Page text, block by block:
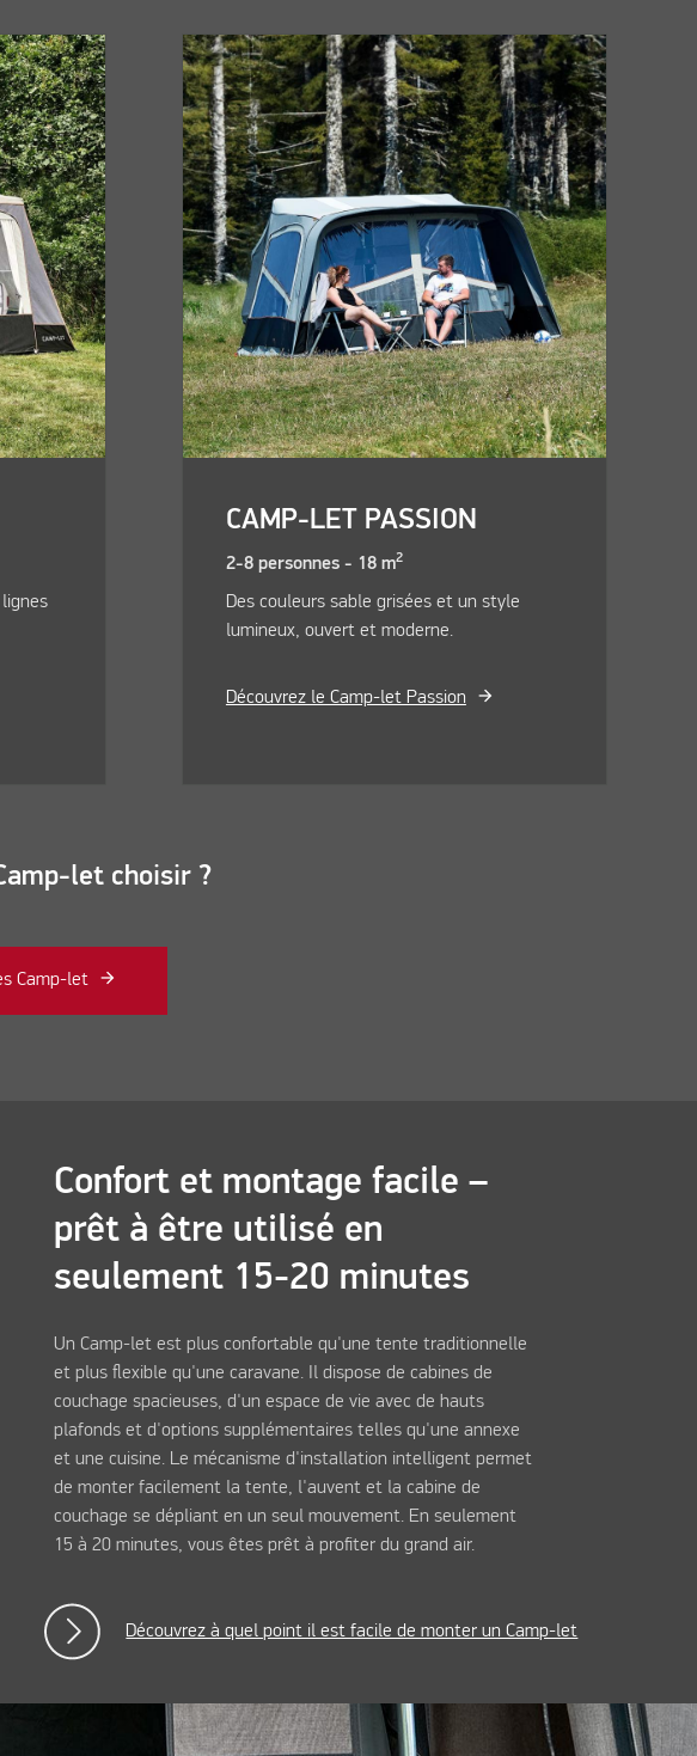
CAMP-LET PASSION
2-8 personnes - 18 m2
Des couleurs sable grisées et un style
lumineux, ouvert et moderne.
Découvrez le Camp-let Passion
let choisir ?
Camp-let
Confort et montage facile –
prêt à être utilisé en
seulement 15-20 minutes
Un Camp-let est plus confortable qu'une tente traditionnelle
et plus flexible qu'une caravane. Il dispose de cabines de
couchage spacieuses, d'un espace de vie avec de hauts
plafonds et d'options supplémentaires telles qu'une annexe
et une cuisine. Le mécanisme d'installation intelligent permet
de monter facilement la tente, l'auvent et la cabine de
couchage se dépliant en un seul mouvement. En seulement
15 à 20 minutes, vous êtes prêt à profiter du grand air.
Découvrez à quel point il est facile de monter un Camp-let